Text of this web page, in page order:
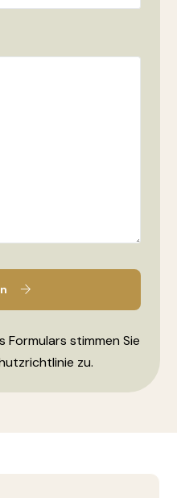
Formulars stimmen Sie
zu.